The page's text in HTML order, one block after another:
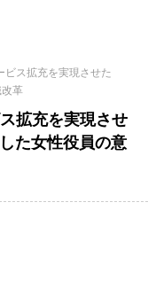
ビス拡充を実現させた
革
拡充を実現させ
た女性役員の意